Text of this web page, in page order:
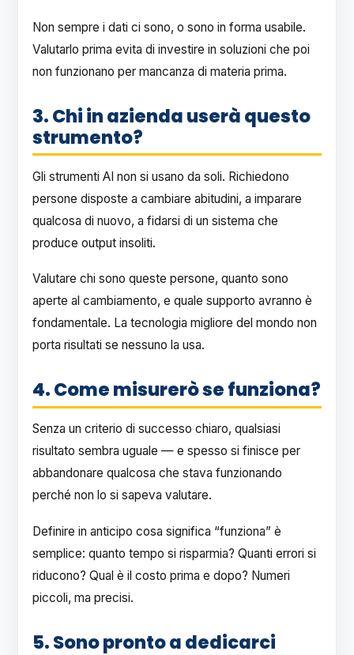
Non sempre i dati ci sono, o sono in forma usabile.
Valutarlo prima evita di investire in soluzioni che poi
non funzionano per mancanza di materia prima.
3. Chi in azienda userà questo
strumento?
Gli strumenti AI non si usano da soli. Richiedono
persone disposte a cambiare abitudini, a imparare
qualcosa di nuovo, a fidarsi di un sistema che
produce output insoliti.
Valutare chi sono queste persone, quanto sono
aperte al cambiamento, e quale supporto avranno è
fondamentale. La tecnologia migliore del mondo non
porta risultati se nessuno la usa.
4. Come misurerò se funziona?
Senza un criterio di successo chiaro, qualsiasi
risultato sembra uguale — e spesso si finisce per
abbandonare qualcosa che stava funzionando
perché non lo si sapeva valutare.
Definire in anticipo cosa significa “funziona” è
semplice: quanto tempo si risparmia? Quanti errori si
riducono? Qual è il costo prima e dopo? Numeri
piccoli, ma precisi.
5. Sono pronto a dedicarci